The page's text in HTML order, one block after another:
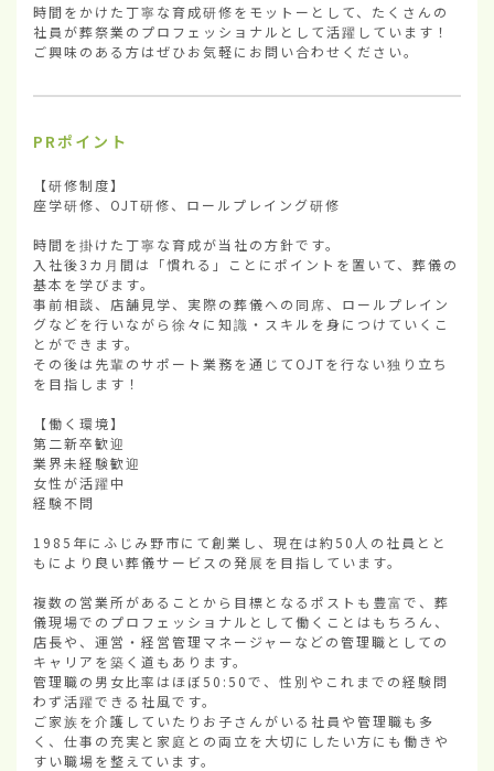
時間をかけた丁寧な育成研修をモットーとして、たくさんの
社員が葬祭業のプロフェッショナルとして活躍しています！
ご興味のある方はぜひお気軽にお問い合わせください。
PRポイント
【研修制度】
座学研修、OJT研修、ロールプレイング研修
時間を掛けた丁寧な育成が当社の方針です。
入社後3カ月間は「慣れる」ことにポイントを置いて、葬儀の
基本を学びます。
事前相談、店舗見学、実際の葬儀への同席、ロールプレイン
グなどを行いながら徐々に知識・スキルを身につけていくこ
とができます。
その後は先輩のサポート業務を通じてOJTを行ない独り立ち
を目指します！
【働く環境】
第二新卒歓迎
業界未経験歓迎
女性が活躍中
経験不問
1985年にふじみ野市にて創業し、現在は約50人の社員とと
もにより良い葬儀サービスの発展を目指しています。
複数の営業所があることから目標となるポストも豊富で、葬
儀現場でのプロフェッショナルとして働くことはもちろん、
店長や、運営・経営管理マネージャーなどの管理職としての
キャリアを築く道もあります。
管理職の男女比率はほぼ50:50で、性別やこれまでの経験問
わず活躍できる社風です。
ご家族を介護していたりお子さんがいる社員や管理職も多
く、仕事の充実と家庭との両立を大切にしたい方にも働きや
すい職場を整えています。